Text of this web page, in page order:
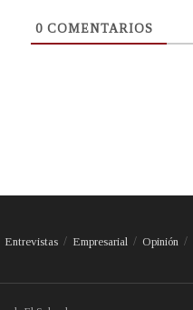
0 COMENTARIOS
Entrevistas Empresarial Opinión